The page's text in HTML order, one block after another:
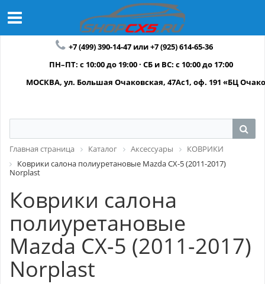
+7 (499) 390-14-47 или +7 (925) 614-65-36
ПН–ПТ: с 10:00 до 19:00 · СБ и ВС: с 10:00 до 17:00
МОСКВА, ул. Большая Очаковская, 47Ас1, оф. 191 «БЦ
Главная страница Каталог Аксессуары
КОВРИКИ
Коврики салона полиуретановые Mazda CX-5 (2011-2017)
Norplast
Коврики салона
полиуретановые
Mazda CX-5 (2011-2017)
Norplast